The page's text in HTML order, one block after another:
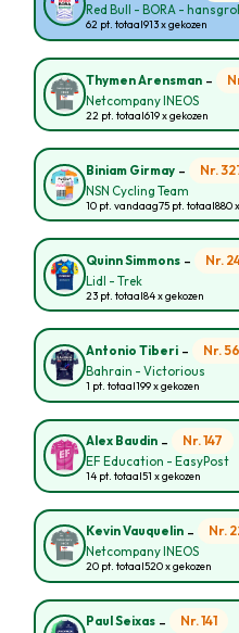
Red Bull - BORA -
62 pt. totaal913 x gekozen
Thymen Arensman -
Netcompany INEOS
22 pt. totaal619 x gekozen
Biniam Girmay - Nr.
NSN Cycling Team
10 pt. vandaag75 pt. totaal880
Quinn Simmons - Nr.
Lidl - Trek
23 pt. totaal84 x gekozen
Antonio Tiberi - Nr. 56
Bahrain - Victorious
1 pt. totaal199 x gekozen
Alex Baudin - Nr. 147
EF Education - EasyPost
14 pt. totaal51 x gekozen
Kevin Vauquelin - Nr.
Netcompany INEOS
20 pt. totaal520 x gekozen
Paul Seixas - Nr. 141